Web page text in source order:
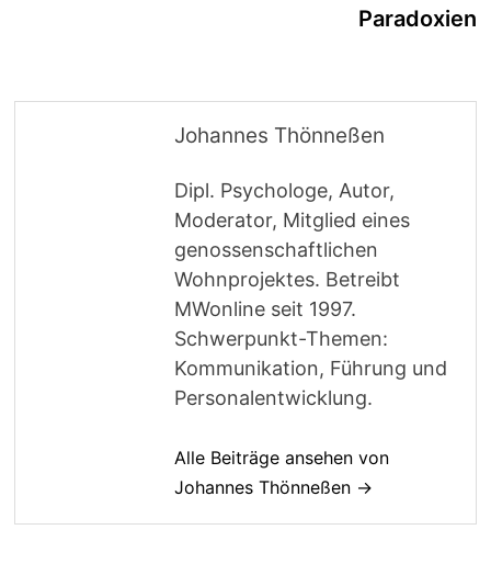
Paradoxien
Johannes Thönneßen
Dipl. Psychologe, Autor,
Moderator, Mitglied eines
genossenschaftlichen
Wohnprojektes. Betreibt
MWonline seit 1997.
Schwerpunkt-Themen:
Kommunikation, Führung und
Personalentwicklung.
Alle Beiträge ansehen von
Johannes Thönneßen →